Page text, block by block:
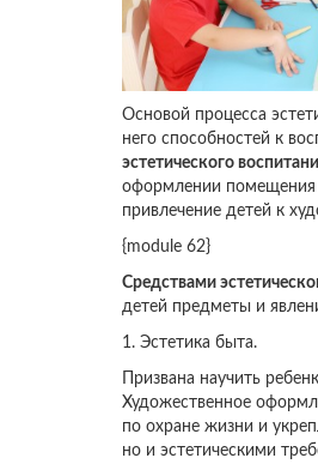
Основой процесса
него способностей к
эстетического
оформлении помещения
привлечение детей к
{module 62}
Средствами
детей предметы и
1. Эстетика быта.
Призвана научить
Художественное
по охране жизни и
но и эстетическими